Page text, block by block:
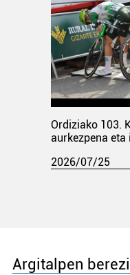
Ordiziako 103.
aurkezpena eta
2026/07/25
Argitalpen